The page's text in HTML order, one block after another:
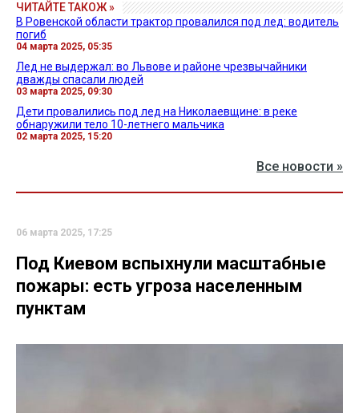
ЧИТАЙТЕ ТАКОЖ »
В Ровенской области трактор провалился под лед: водитель
погиб
04 марта 2025, 05:35
Лед не выдержал: во Львове и районе чрезвычайники
дважды спасали людей
03 марта 2025, 09:30
Дети провалились под лед на Николаевщине: в реке
обнаружили тело 10-летнего мальчика
02 марта 2025, 15:20
Все новости »
06 марта 2025, 17:25
Под Киевом вспыхнули масштабные
пожары: есть угроза населенным
пунктам